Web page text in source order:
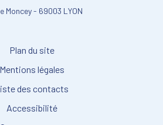
Moncey - 69003 LYON
Plan du site
Mentions légales
des contacts
Accessibilité